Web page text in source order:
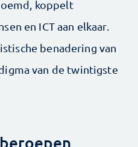
koppelt
en ICT aan elkaar.
benadering van
van de twintigste